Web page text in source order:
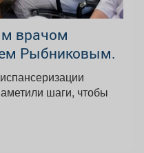
врачом
Рыбниковым.
шаги, чтобы